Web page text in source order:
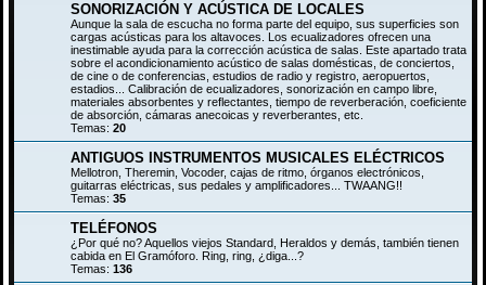
SONORIZACIÓN Y ACÚSTICA DE LOCALES
Aunque la sala de escucha no forma parte del equipo, sus superficies son
cargas acústicas para los altavoces. Los ecualizadores ofrecen una
inestimable ayuda para la corrección acústica de salas. Este apartado trata
sobre el acondicionamiento acústico de salas domésticas, de conciertos,
de cine o de conferencias, estudios de radio y registro, aeropuertos,
estadios... Calibración de ecualizadores, sonorización en campo libre,
materiales absorbentes y reflectantes, tiempo de reverberación, coeficiente
de absorción, cámaras anecoicas y reverberantes, etc.
Temas: 20
ANTIGUOS INSTRUMENTOS MUSICALES ELÉCTRICOS
Mellotron, Theremin, Vocoder, cajas de ritmo, órganos electrónicos,
guitarras eléctricas, sus pedales y amplificadores... TWAANG!!
Temas: 35
TELÉFONOS
¿Por qué no? Aquellos viejos Standard, Heraldos y demás, también tienen
cabida en El Gramóforo. Ring, ring, ¿diga...?
Temas: 136